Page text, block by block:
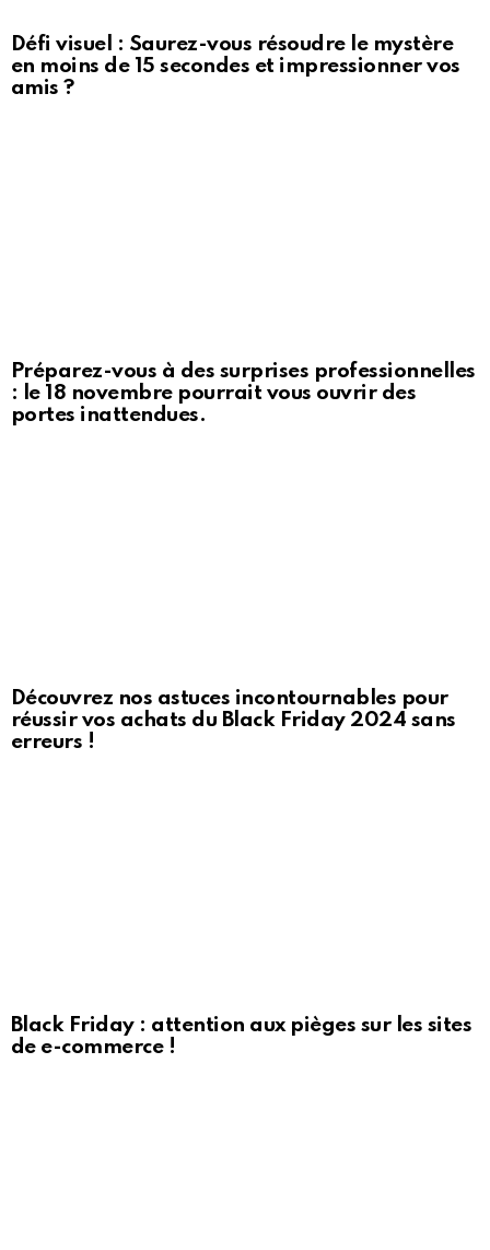
Défi visuel : Saurez-vous résoudre le mystère
en moins de 15 secondes et impressionner vos
amis ?
Préparez-vous à des surprises professionnelles
: le 18 novembre pourrait vous ouvrir des
portes inattendues.
Découvrez nos astuces incontournables pour
réussir vos achats du Black Friday 2024 sans
erreurs !
Black Friday : attention aux pièges sur les sites
de e-commerce !